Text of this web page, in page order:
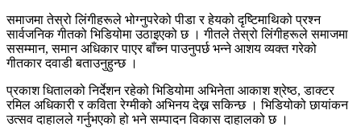
समाजमा तेस्रो लिंगीहरूले भोग्नुपरेको पीडा र हेयको दृष्टिमाथिको प्रश्न
सार्वजनिक गीतको भिडियोमा उठाइएको छ । गीतले तेस्रो लिंगीहरूले समाजमा
ससम्मान, समान अधिकार पाएर बाँच्न पाउनुपर्छ भन्ने आशय व्यक्त गरेको
गीतकार दवाडी बताउनुहुन्छ ।
प्रकाश धितालको निर्देशन रहेको भिडियोमा अभिनेता आकाश श्रेष्ठ, डाक्टर
रमिल अधिकारी र कविता रेग्मीको अभिनय देख्न सकिन्छ । भिडियोको छायांकन
उत्सव दाहालले गर्नुभएको हो भने सम्पादन विकास दाहालको छ ।